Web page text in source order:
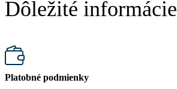
Dôležité informácie
Platobné podmienky